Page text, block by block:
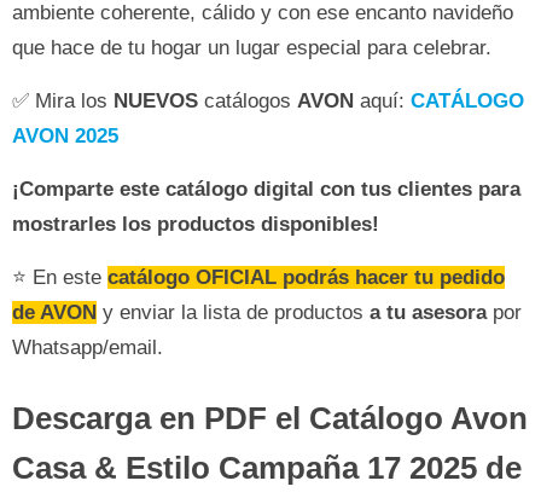
ambiente coherente, cálido y con ese encanto navideño
que hace de tu hogar un lugar especial para celebrar.
✅ Mira los NUEVOS catálogos AVON aquí: CATÁLOGO
AVON 2025
¡Comparte este catálogo digital con tus clientes para
mostrarles los productos disponibles!
⭐ En este catálogo OFICIAL podrás hacer tu pedido
de AVON y enviar la lista de productos a tu asesora por
Whatsapp/email.
Descarga en PDF el Catálogo Avon
Casa & Estilo Campaña 17 2025 de